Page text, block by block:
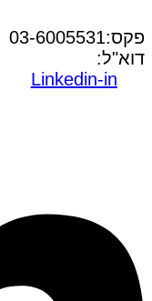
פקס:03-6005531
דוא"ל:
Linkedin-in